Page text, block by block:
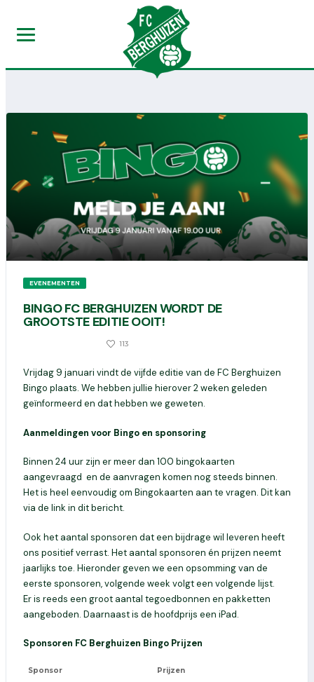
EVENEMENTEN
BINGO FC BERGHUIZEN WORDT DE
GROOTSTE EDITIE OOIT!
113
Vrijdag 9 januari vindt de vijfde editie van de FC Berghuizen
Bingo plaats. We hebben jullie hierover 2 weken geleden
geïnformeerd en dat hebben we geweten.
Aanmeldingen voor Bingo en sponsoring
Binnen 24 uur zijn er meer dan 100 bingokaarten
aangevraagd en de aanvragen komen nog steeds binnen.
Het is heel eenvoudig om Bingokaarten aan te vragen. Dit kan
via de link in dit bericht.
Ook het aantal sponsoren dat een bijdrage wil leveren heeft
ons positief verrast. Het aantal sponsoren én prijzen neemt
jaarlijks toe. Hieronder geven we een opsomming van de
eerste sponsoren, volgende week volgt een volgende lijst.
Er is reeds een groot aantal tegoedbonnen en pakketten
aangeboden. Daarnaast is de hoofdprijs een iPad.
Sponsoren FC Berghuizen Bingo Prijzen
Sponsor
Prijzen